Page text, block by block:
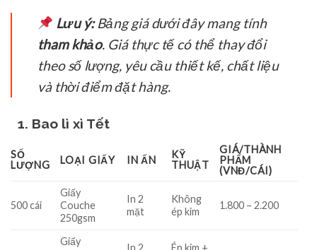
Lưu ý:Bảng giá dưới đây mang tính
tham khảo. Giá thực tế có thể thay đổi
theo số lượng, yêu cầu thiết kế, chất liệu
và thời điểm đặt hàng.
1. Bao lì xì Tết
SỐ
LƯỢNG
LOẠI GIẤY IN ẤN
KỸ
THUẬT
GIÁ/THÀNH
PHẨM
(VNĐ/CÁI)
500 cái
Giấy
Couche
250gsm
In 2
mặt
Không
ép kim
1.800 – 2.200
Giấy
In 2
Ép kim +